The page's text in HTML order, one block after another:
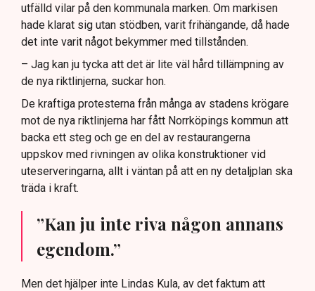
utfälld vilar på den kommunala marken. Om markisen
hade klarat sig utan stödben, varit frihängande, då hade
det inte varit något bekymmer med tillstånden.
– Jag kan ju tycka att det är lite väl hård tillämpning av
de nya riktlinjerna, suckar hon.
De kraftiga protesterna från många av stadens krögare
mot de nya riktlinjerna har fått Norrköpings kommun att
backa ett steg och ge en del av restaurangerna
uppskov med rivningen av olika konstruktioner vid
uteserveringarna, allt i väntan på att en ny detaljplan ska
träda i kraft.
”Kan ju inte riva någon annans
egendom.”
Men det hjälper inte Lindas Kula, av det faktum att